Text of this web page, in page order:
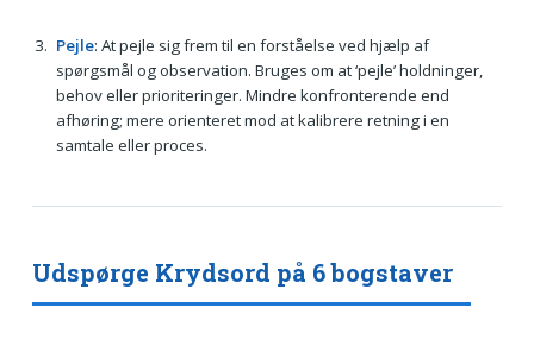
Pejle: At pejle sig frem til en forståelse ved hjælp af
spørgsmål og observation. Bruges om at ‘pejle’ holdninger,
behov eller prioriteringer. Mindre konfronterende end
afhøring; mere orienteret mod at kalibrere retning i en
samtale eller proces.
Udspørge Krydsord på 6 bogstaver